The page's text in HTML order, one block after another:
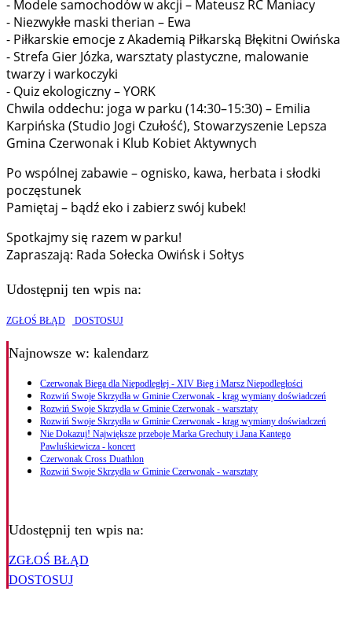
- Modele samochodów w akcji – Mateusz RC Maniacy
- Niezwykłe maski therian – Ewa
- Piłkarskie emocje z Akademią Piłkarską Błękitni Owińska
- Strefa Gier Józka, warsztaty plastyczne, malowanie
twarzy i warkoczyki
- Quiz ekologiczny – YORK
Chwila oddechu: joga w parku (14:30–15:30) – Emilia
Karpińska (Studio Jogi Czułość), Stowarzyszenie Lepsza
Gmina Czerwonak i Klub Kobiet Aktywnych
Po wspólnej zabawie – ognisko, kawa, herbata i słodki
poczęstunek
Pamiętaj – bądź eko i zabierz swój kubek!
Spotkajmy się razem w parku!
Zapraszają: Rada Sołecka Owińsk i Sołtys
Udostępnij ten wpis na:
ZGŁOŚ BŁĄD DOSTOSUJ
Najnowsze w: kalendarz
Czerwonak Biega dla Niepodległej - XIV Bieg i Marsz Niepodległości
Rozwiń Swoje Skrzydła w Gminie Czerwonak - krąg wymiany doświadczeń
Rozwiń Swoje Skrzydła w Gminie Czerwonak - warsztaty
Rozwiń Swoje Skrzydła w Gminie Czerwonak - krąg wymiany doświadczeń
Nie Dokazuj! Największe przeboje Marka Grechuty i Jana Kantego
Pawluśkiewicza - koncert
Czerwonak Cross Duathlon
Rozwiń Swoje Skrzydła w Gminie Czerwonak - warsztaty
Udostępnij ten wpis na:
ZGŁOŚ BŁĄD
DOSTOSUJ